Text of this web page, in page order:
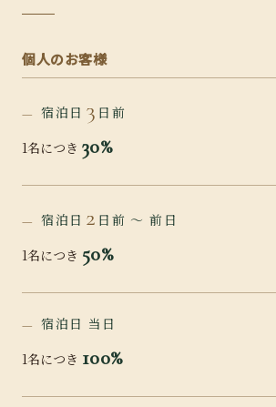
個人のお客様
宿泊日 3 日前
1名につき 30%
宿泊日 2 日前 〜 前日
1名につき 50%
宿泊日 当日
1名につき 100%